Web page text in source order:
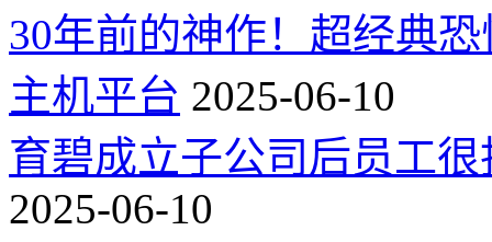
30年前的神作！超经典
主机平台 2025-06-10
育碧成立子公司后员工
2025-06-10